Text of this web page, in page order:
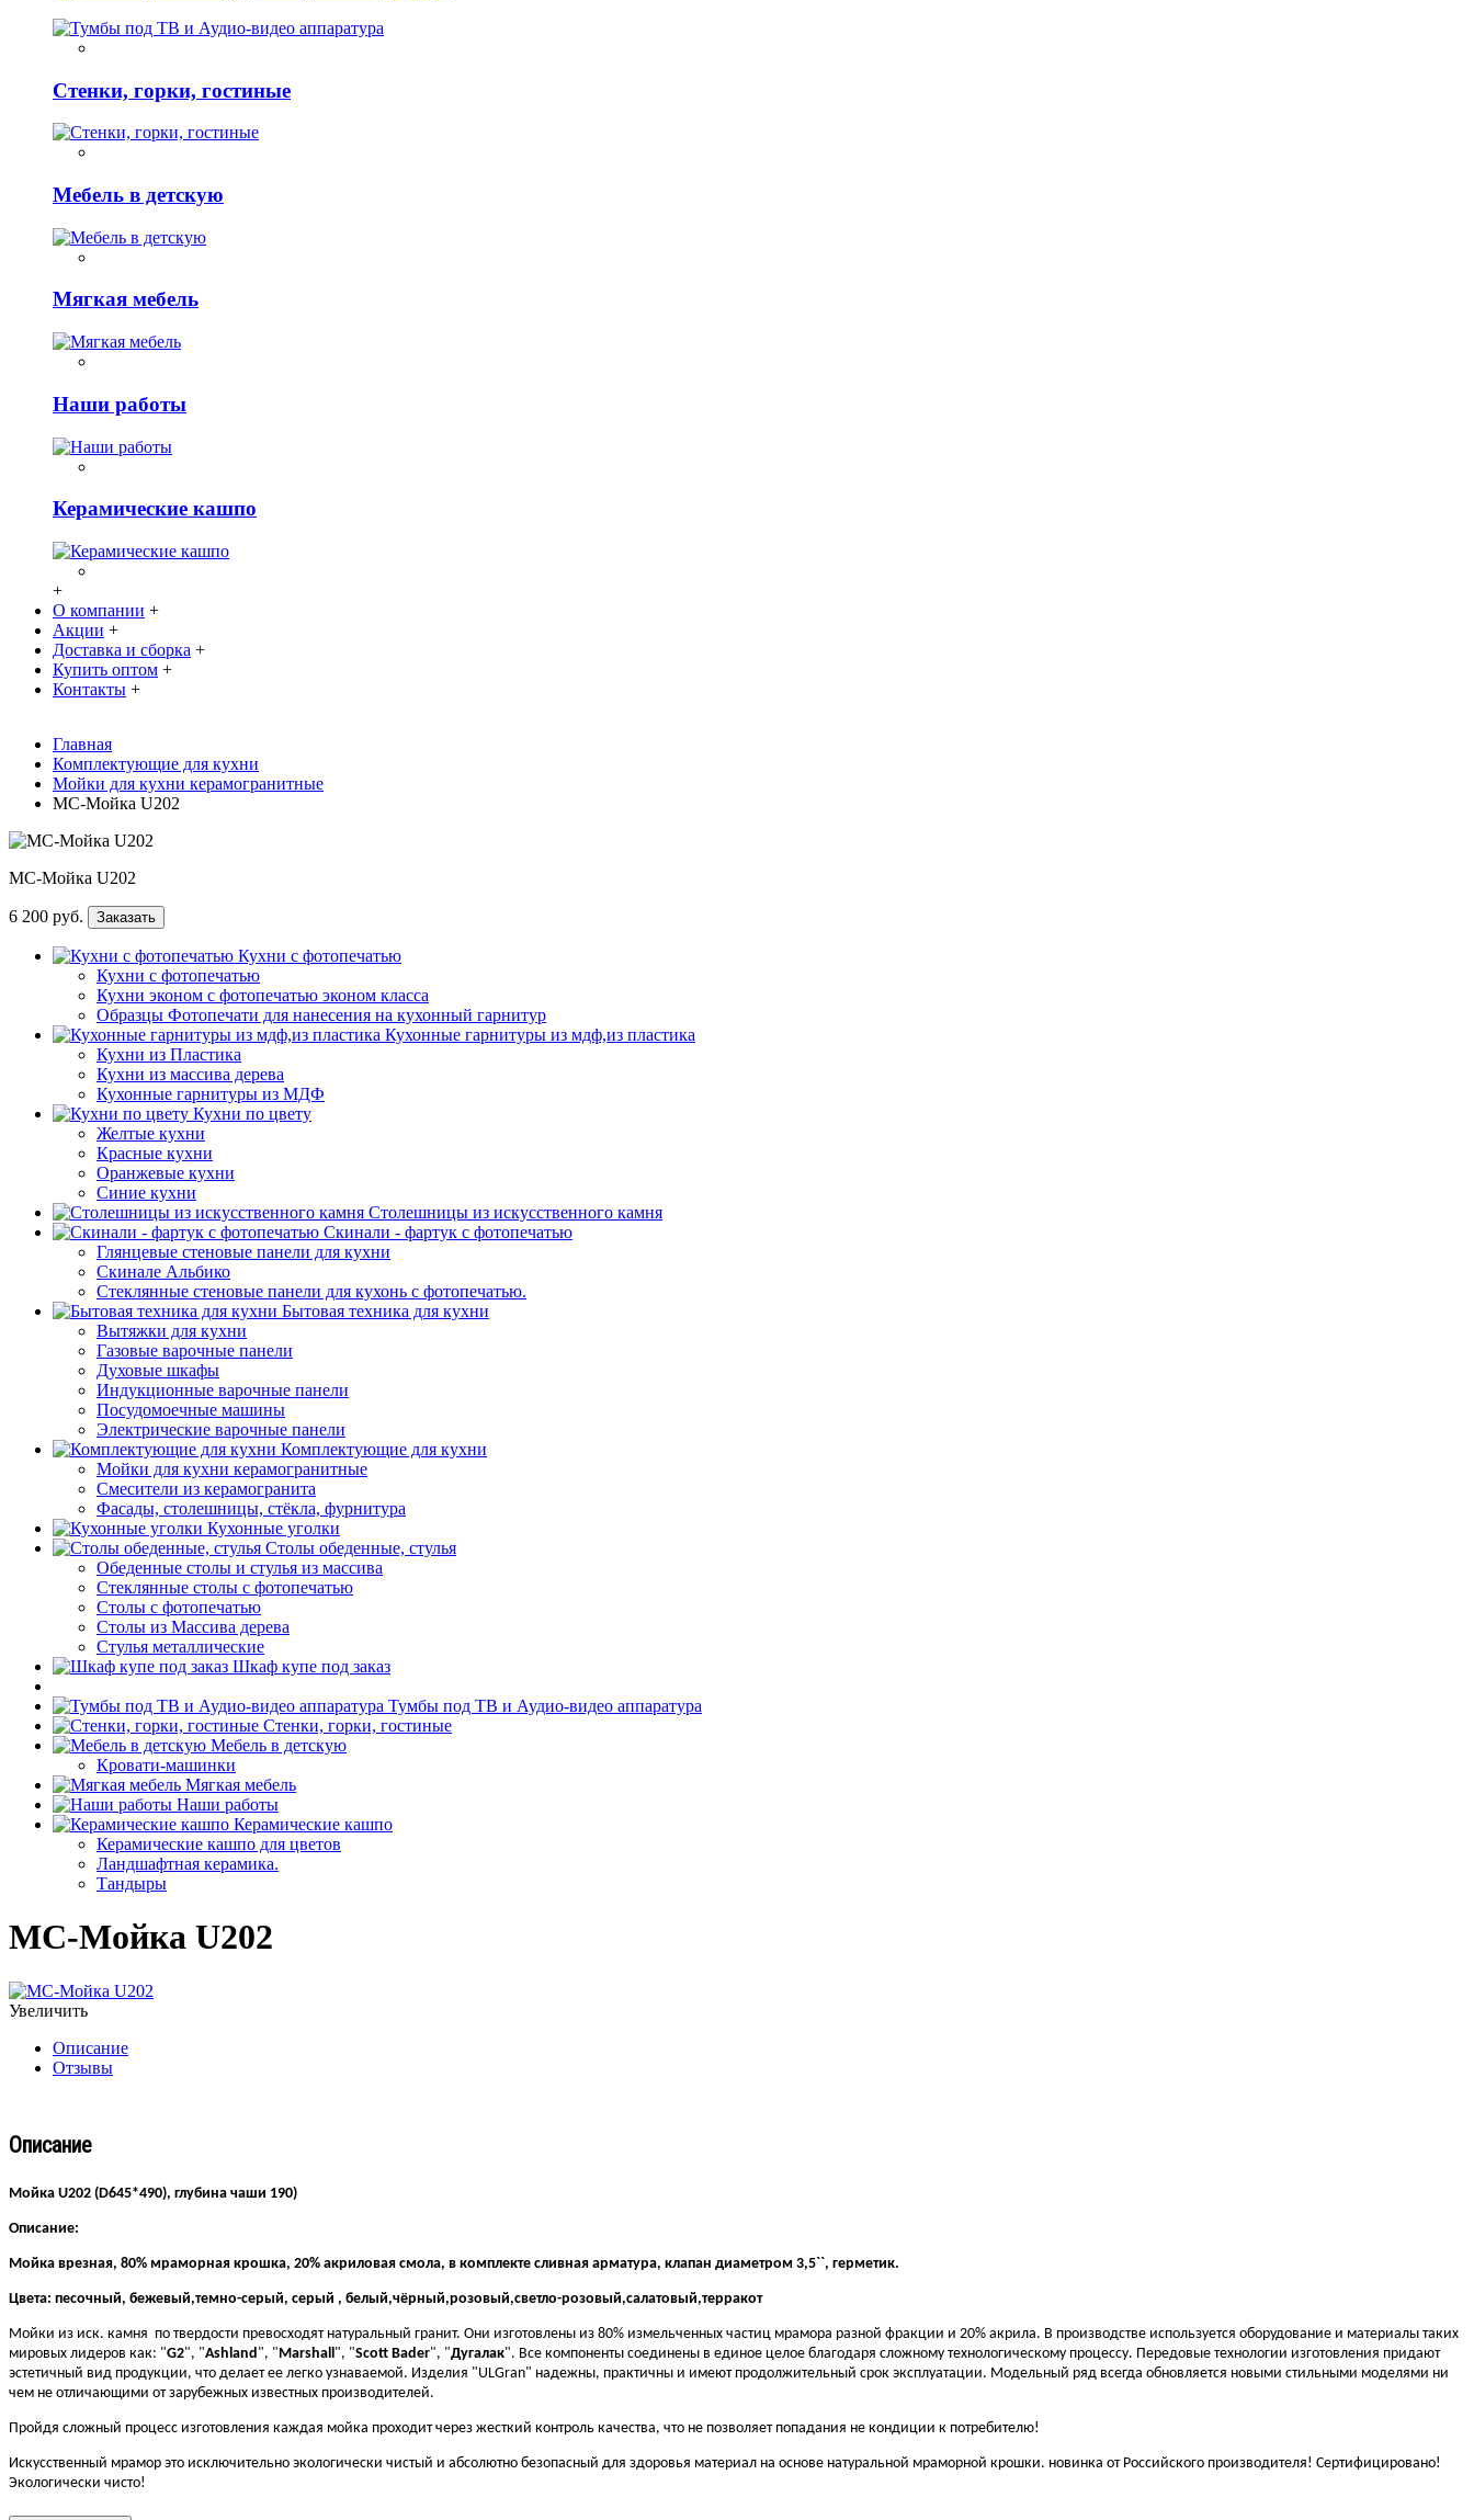
Стенки, горки, гостиные
Мебель в детскую
Мягкая мебель
Наши работы
Керамические кашпо
+
О компании +
Акции +
Доставка и сборка +
Купить оптом +
Контакты +
Главная
Комплектующие для кухни
Мойки для кухни керамогранитные
МС-Мойка U202
МС-Мойка U202
6 200 руб. Заказать
Кухни с фотопечатью
Кухни с фотопечатью
Кухни эконом с фотопечатью эконом класса
Образцы Фотопечати для нанесения на кухонный гарнитур
Кухонные гарнитуры из мдф,из пластика
Кухни из Пластика
Кухни из массива дерева
Кухонные гарнитуры из МДФ
Кухни по цвету
Желтые кухни
Красные кухни
Оранжевые кухни
Синие кухни
Столешницы из искусственного камня
Скинали - фартук с фотопечатью
Глянцевые стеновые панели для кухни
Скинале Альбико
Стеклянные стеновые панели для кухонь с фотопечатью.
Бытовая техника для кухни
Вытяжки для кухни
Газовые варочные панели
Духовые шкафы
Индукционные варочные панели
Посудомоечные машины
Электрические варочные панели
Комплектующие для кухни
Мойки для кухни керамогранитные
Смесители из керамогранита
Фасады, столешницы, стёкла, фурнитура
Кухонные уголки
Столы обеденные, стулья
Обеденные столы и стулья из массива
Стеклянные столы с фотопечатью
Столы с фотопечатью
Столы из Массива дерева
Стулья металлические
Шкаф купе под заказ
Тумбы под ТВ и Аудио-видео аппаратура
Стенки, горки, гостиные
Мебель в детскую
Кровати-машинки
Мягкая мебель
Наши работы
Керамические кашпо
Керамические кашпо для цветов
Ландшафтная керамика.
Тандыры
МС-Мойка U202
Увеличить
Описание
Отзывы
Описание
Мойка U202 (D645*490), глубина чаши 190)
Описание:
Мойка врезная, 80% мраморная крошка, 20% акриловая смола, в комплекте сливная арматура, клапан диаметром 3,5``, герметик.
Цвета: песочный, бежевый,темно-серый, серый , белый,чёрный,розовый,светло-розовый,салатовый,терракот
Мойки из иск. камня по твердости превосходят натуральный гранит. Они изготовлены из 80% измельченных частиц мрамора разной фракции и 20% акрила. В производстве используется оборудование и материалы таких
мировых лидеров как: "G2", "Ashland", "Marshall", "Scott Bader", "Дугалак". Все компоненты соединены в единое целое благодаря сложному технологическому процессу. Передовые технологии изготовления придают
эстетичный вид продукции, что делает ее легко узнаваемой. Изделия "ULGran" надежны, практичны и имеют продолжительный срок эксплуатации. Модельный ряд всегда обновляется новыми стильными моделями ни
чем не отличающими от зарубежных известных производителей.
Пройдя сложный процесс изготовления каждая мойка проходит через жесткий контроль качества, что не позволяет попадания не кондиции к потребителю!
Искусственный мрамор это исключительно экологически чистый и абсолютно безопасный для здоровья материал на основе натуральной мраморной крошки. новинка от Российского производителя! Сертифицировано!
Экологически чисто!